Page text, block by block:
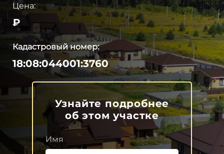
Цена:
₽
Кадастровый номер:
18:08:044001:3760
Узнайте подробнее
об этом участке
Имя